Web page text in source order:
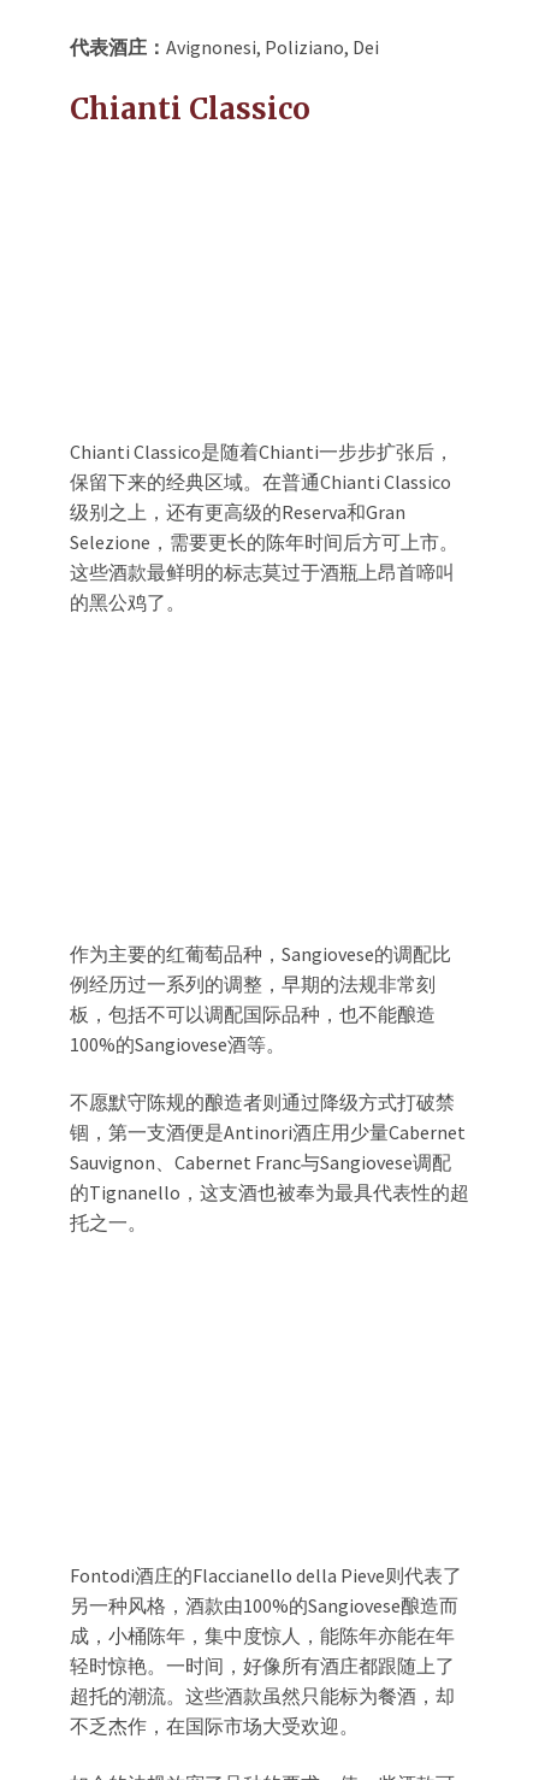
代表酒庄： Avignonesi, Poliziano, Dei
Chianti Classico
Chianti Classico是随着Chianti一步步扩张后，
保留下来的经典区域。在普通Chianti Classico
级别之上，还有更高级的Reserva和Gran
Selezione，需要更长的陈年时间后方可上市。
这些酒款最鲜明的标志莫过于酒瓶上昂首啼叫
的黑公鸡了。
作为主要的红葡萄品种，Sangiovese的调配比
例经历过一系列的调整，早期的法规非常刻
板，包括不可以调配国际品种，也不能酿造
100%的Sangiovese酒等。
不愿默守陈规的酿造者则通过降级方式打破禁
锢，第一支酒便是Antinori酒庄用少量Cabernet
Sauvignon、Cabernet Franc与Sangiovese调配
的Tignanello，这支酒也被奉为最具代表性的超
托之一。
Fontodi酒庄的Flaccianello della Pieve则代表了
另一种风格，酒款由100%的Sangiovese酿造而
成，小桶陈年，集中度惊人，能陈年亦能在年
轻时惊艳。一时间，好像所有酒庄都跟随上了
超托的潮流。这些酒款虽然只能标为餐酒，却
不乏杰作，在国际市场大受欢迎。